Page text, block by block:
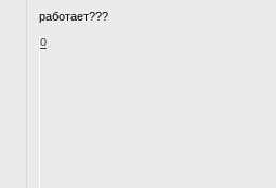
работает???
0